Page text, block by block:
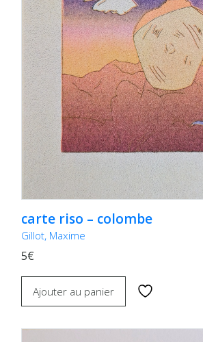
carte riso – colombe
Gillot, Maxime
5€
Ajouter au panier